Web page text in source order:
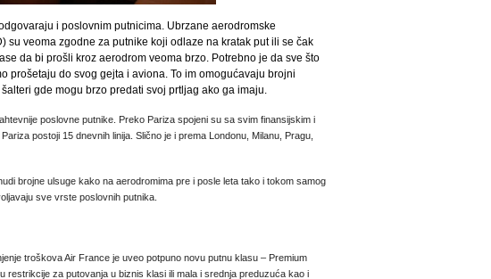
i poslovnim putnicima. Ubrzane aerodromske
veoma zgodne za putnike koji odlaze na kratak put ili se čak
da bi prošli kroz aerodrom veoma brzo. Potrebno je da sve što
prošetaju do svog gejta i aviona. To im omogućavaju brojni
gde mogu brzo predati svoj prtljag ako ga imaju.
poslovne putnike. Preko Pariza spojeni su sa svim finansijskim i
postoji 15 dnevnih linija. Slično je i prema Londonu, Milanu, Pragu,
brojne ulsuge kako na aerodromima pre i posle leta tako i tokom samog
sve vrste poslovnih putnika.
troškova Air France je uveo potpuno novu putnu klasu – Premium
restrikcije za putovanja u biznis klasi ili mala i srednja preduzuća kao i